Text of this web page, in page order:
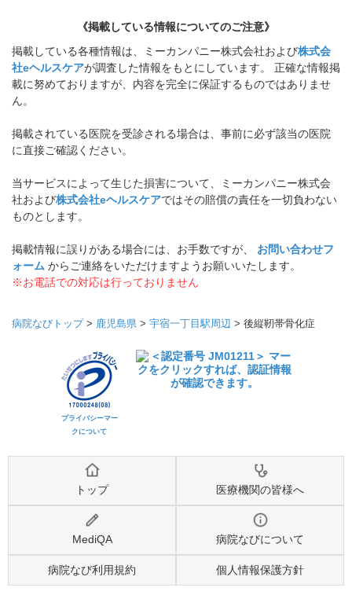
《掲載している情報についてのご注意》
掲載している各種情報は、ミーカンパニー株式会社および株式会
社eヘルスケアが調査した情報をもとにしています。 正確な情報掲
載に努めておりますが、内容を完全に保証するものではありませ
ん。
掲載されている医院を受診される場合は、事前に必ず該当の医院
に直接ご確認ください。
当サービスによって生じた損害について、ミーカンパニー株式会
社および株式会社eヘルスケアではその賠償の責任を一切負わない
ものとします。
掲載情報に誤りがある場合には、お手数ですが、 お問い合わせフ
ォーム からご連絡をいただけますようお願いいたします。
※お電話での対応は行っておりません
病院なびトップ> 鹿児島県 > 宇宿一丁目駅周辺 > 後縦靭帯骨化症
プライバシーマー
クについて
トップ 医療機関の皆様へ
MediQA 病院なびについて
病院なび利用規約 個人情報保護方針